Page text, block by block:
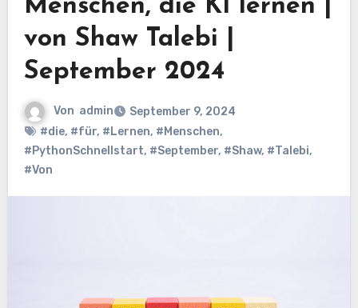
Menschen, die KI lernen |
von Shaw Talebi |
September 2024
Von admin
September 9, 2024
#die, #für, #Lernen, #Menschen,
#PythonSchnellstart, #September, #Shaw, #Talebi,
#Von